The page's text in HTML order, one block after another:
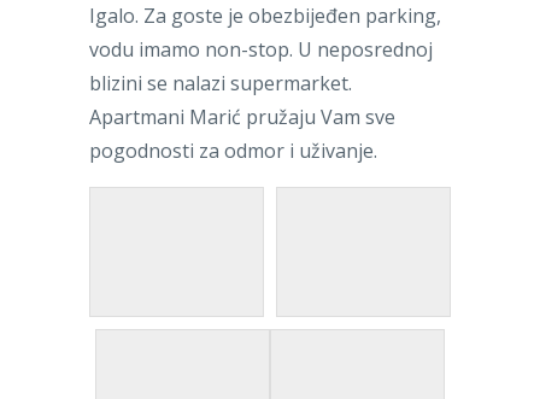
Igalo. Za goste je obezbijeđen parking,
vodu imamo non-stop. U neposrednoj
blizini se nalazi supermarket.
Apartmani Marić pružaju Vam sve
pogodnosti za odmor i uživanje.